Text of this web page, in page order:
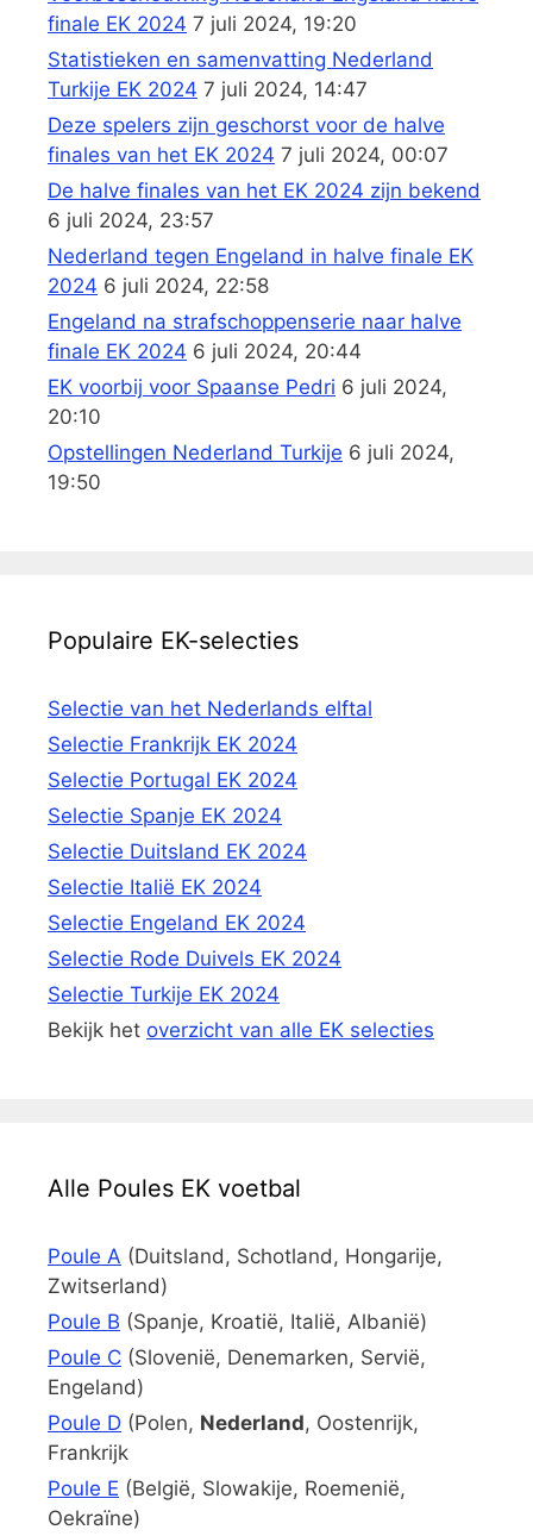
finale EK 2024 7 juli 2024, 19:20
Statistieken en samenvatting Nederland
Turkije EK 2024 7 juli 2024, 14:47
Deze spelers zijn geschorst voor de halve
finales van het EK 2024 7 juli 2024, 00:07
De halve finales van het EK 2024 zijn bekend
6 juli 2024, 23:57
Nederland tegen Engeland in halve finale EK
2024 6 juli 2024, 22:58
Engeland na strafschoppenserie naar halve
finale EK 2024 6 juli 2024, 20:44
EK voorbij voor Spaanse Pedri 6 juli 2024,
20:10
Opstellingen Nederland Turkije 6 juli 2024,
19:50
Populaire EK-selecties
Selectie van het Nederlands elftal
Selectie Frankrijk EK 2024
Selectie Portugal EK 2024
Selectie Spanje EK 2024
Selectie Duitsland EK 2024
Selectie Italië EK 2024
Selectie Engeland EK 2024
Selectie Rode Duivels EK 2024
Selectie Turkije EK 2024
Bekijk het overzicht van alle EK selecties
Alle Poules EK voetbal
Poule A (Duitsland, Schotland, Hongarije,
Zwitserland)
Poule B (Spanje, Kroatië, Italië, Albanië)
Poule C (Slovenië, Denemarken, Servië,
Engeland)
Poule D (Polen, Nederland, Oostenrijk,
Frankrijk
Poule E (België, Slowakije, Roemenië,
Oekraïne)